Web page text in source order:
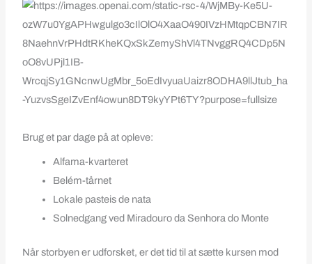
Brug et par dage på at opleve:
Alfama-kvarteret
Belém-tårnet
Lokale pasteis de nata
Solnedgang ved Miradouro da Senhora do Monte
Når storbyen er udforsket, er det tid til at sætte kursen mod